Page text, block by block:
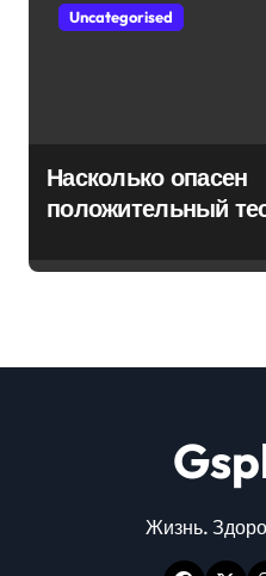
Uncategorised
Насколько опасен
положительный
Жизнь.